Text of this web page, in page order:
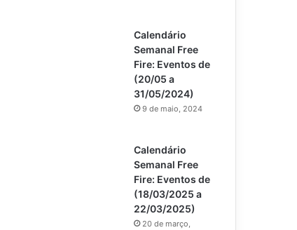
Calendário
Semanal Free
Fire: Eventos de
(20/05 a
31/05/2024)
9 de maio, 2024
Calendário
Semanal Free
Fire: Eventos de
(18/03/2025 a
22/03/2025)
20 de março,